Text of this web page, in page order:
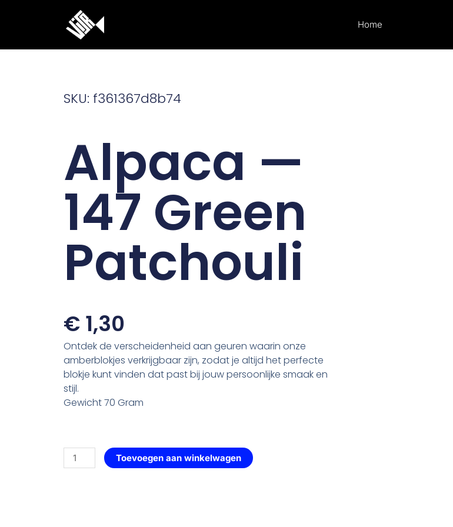
inhoud
Home
SKU: f361367d8b74
Alpaca —
147 Green
Patchouli
€1,30
Ontdek de verscheidenheid aan geuren waarin onze
amberblokjes verkrijgbaar zijn, zodat je altijd het perfecte
blokje kunt vinden dat past bij jouw persoonlijke smaak en
stijl.
Gewicht 70 Gram
Alpaca
—
Toevoegen aan winkelwagen